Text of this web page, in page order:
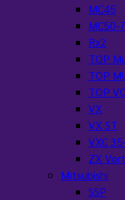
MC45
MC50-
Rx2
TOP
TOP
TOP
VX
VX ST
VXC
ZX
Mitsubishi
SSP